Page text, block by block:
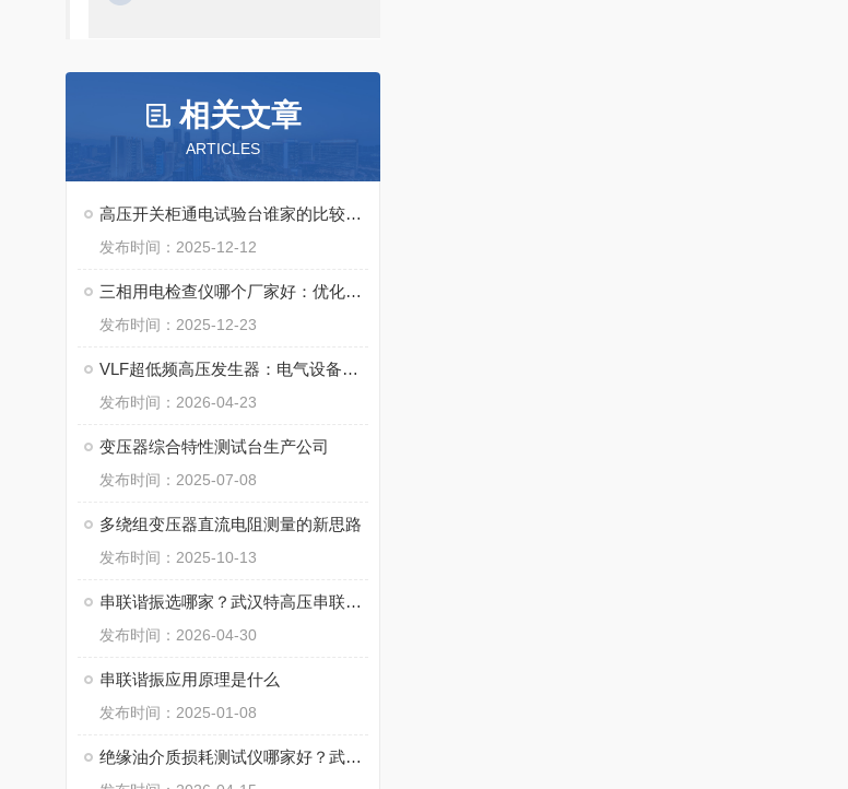
相关文章
ARTICLES
高压开关柜通电试验台谁家的比较好？开关柜调试设备的合理选择
发布时间：2025-12-12
三相用电检查仪哪个厂家好：优化能源使用的基础
发布时间：2025-12-23
VLF超低频高压发生器：电气设备检测的“耐压测试先锋”
发布时间：2026-04-23
变压器综合特性测试台生产公司
发布时间：2025-07-08
多绕组变压器直流电阻测量的新思路
发布时间：2025-10-13
串联谐振选哪家？武汉特高压串联谐振装置的口碑是怎样炼成的
发布时间：2026-04-30
串联谐振应用原理是什么
发布时间：2025-01-08
绝缘油介质损耗测试仪哪家好？武汉特高压电力科技有限公司的产品与口碑探析